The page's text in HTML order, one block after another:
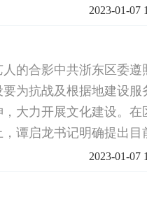
为尖锐复杂。三北和浦
2023-01-07
的合影中共浙东区委遵
为抗战及根据地建设服
大力开展文化建设。在
谭启龙书记明确提出目
心与自信心，与汪逆奴
2023-01-07